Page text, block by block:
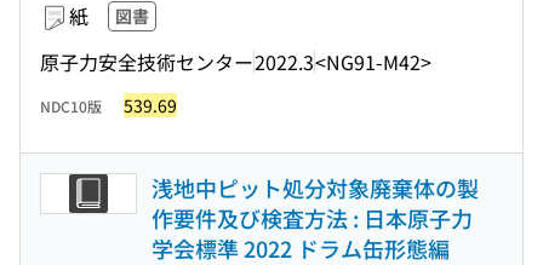
紙 図書
原子力安全技術センター2022.3<NG91-M42>
NDC10版 539.69
浅地中ピット処分対象廃棄体の製
作要件及び検査方法 : 日本原子力
学会標準 2022 ドラム缶形態編